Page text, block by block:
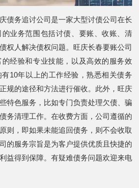
债务追讨公司是一家大型讨债公司在长
业务范围包括讨债、要账、收账、清
权人解决债权问题。旺庆长春要账公司
经验和专业技能，以及高效的服务效
10年以上的工作经验，熟悉相关债务
规的途径和方法进行催收。此外，旺庆
特色服务，比如专门负责处理欠债、骗
务清理工作。在收费方面，公司遵循的
则，即如果未能追回债务，则不会收取
的服务宗旨是为客户提供优质且快捷的
益得到保障。有疑难债务问题欢迎来电